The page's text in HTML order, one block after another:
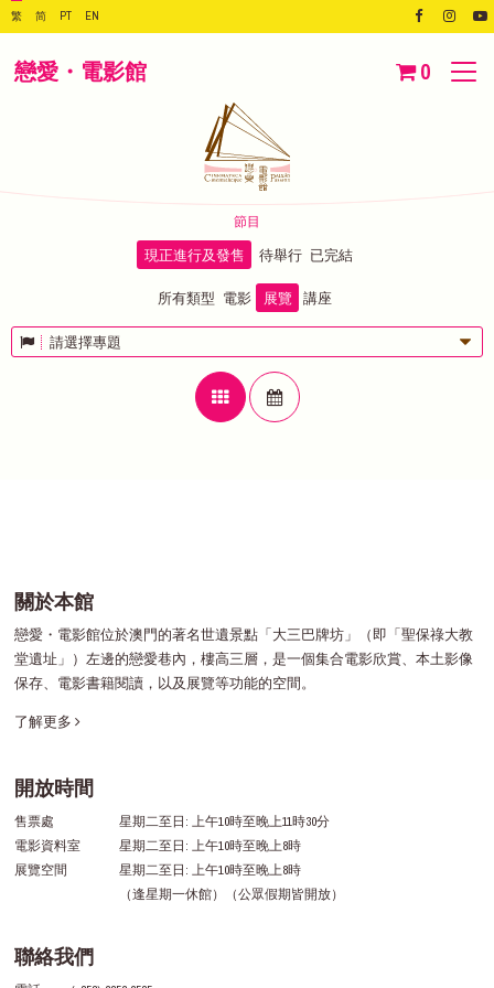
繁 简 PT EN
戀愛・電影館 0
節目
現正進行及發售 待舉行 已完結
所有類型 電影 展覽 講座
請選擇專題
關於本館
戀愛・電影館位於澳門的著名世遺景點「大三巴牌坊」（即「聖保祿大教
堂遺址」）左邊的戀愛巷內，樓高三層，是一個集合電影欣賞、本土影像
保存、電影書籍閱讀，以及展覽等功能的空間。
了解更多
開放時間
售票處
星期二至日: 上午10時至晚上11時30分
電影資料室
星期二至日: 上午10時至晚上8時
展覽空間
星期二至日: 上午10時至晚上8時
（逢星期一休館）（公眾假期皆開放）
聯絡我們